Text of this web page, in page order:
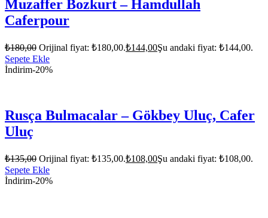
Muzaffer Bozkurt – Hamdullah
Caferpour
₺180,00 Orijinal fiyat: ₺180,00.₺144,00Şu andaki fiyat: ₺144,00.
Sepete Ekle
İndirim-20%
Rusça Bulmacalar – Gökbey Uluç, Cafer
Uluç
₺135,00 Orijinal fiyat: ₺135,00.₺108,00Şu andaki fiyat: ₺108,00.
Sepete Ekle
İndirim-20%